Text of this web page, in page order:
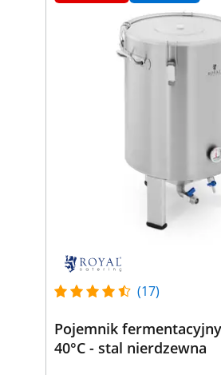
(17)
Pojemnik
40°C - stal nierdzewna